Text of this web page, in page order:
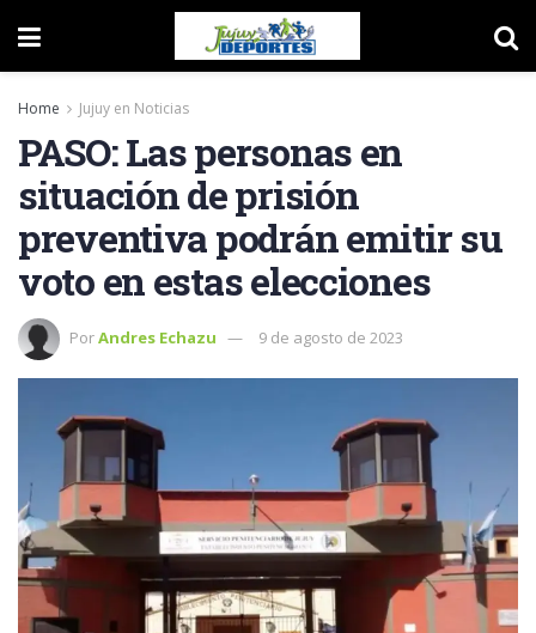
Home Jujuy en Noticias
PASO: Las personas en
situación de prisión
preventiva podrán emitir su
voto en estas elecciones
PorAndres Echazu 9 de agosto de 2023